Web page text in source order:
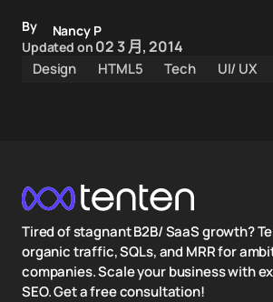
By
Nancy P
Updated on 02 3 月, 2014
Design HTML5 Tech UI/ UX
Tired of stagnant B2B/ SaaS growth?
organic traffic, SQLs, and MRR for
companies. Scale your business with
SEO. Get a free consultation!